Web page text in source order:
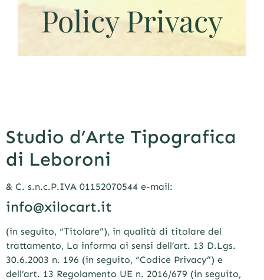
Policy Privacy
Studio d’Arte Tipografica
di Leboroni
& C. s.n.c.P.IVA 01152070544 e-mail:
info@xilocart.it
(in seguito, “Titolare”), in qualità di titolare del
trattamento, La informa ai sensi dell’art. 13 D.Lgs.
30.6.2003 n. 196 (in seguito, “Codice Privacy”) e
dell’art. 13 Regolamento UE n. 2016/679 (in seguito,